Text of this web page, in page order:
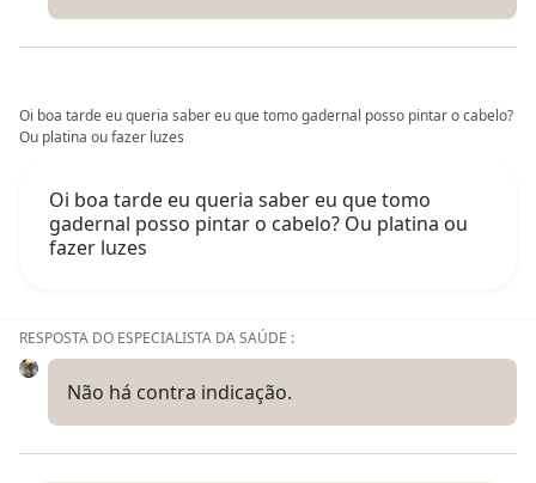
Oi boa tarde eu queria saber eu que tomo gadernal posso pintar o cabelo?
Ou platina ou fazer luzes
Oi boa tarde eu queria saber eu que tomo
gadernal posso pintar o cabelo? Ou platina ou
fazer luzes
RESPOSTA DO ESPECIALISTA DA SAÚDE :
Não há contra indicação.